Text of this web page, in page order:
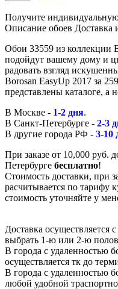
Получите
Описание обоев Доставка
Обои 33559 из коллекции
подойдут вашему дому и
радовать взгляд
Borosan EasyUp 2017 за
представлены каталоге, а
В Москве - 1-2 дня.
В Санкт-Петербурге - 2-3
В другие города РФ - 3-10
При заказе от 10,000 руб.
Петербурге бесплатно!
Стоимость доставки, при
расчитывается по тарифу
стоимость уточняйте у
Доставка осуществляется
выбрать 1-ю или 2-ю
В города с удаленностью
осуществляется тк до
В города с удаленностью
любой удобной